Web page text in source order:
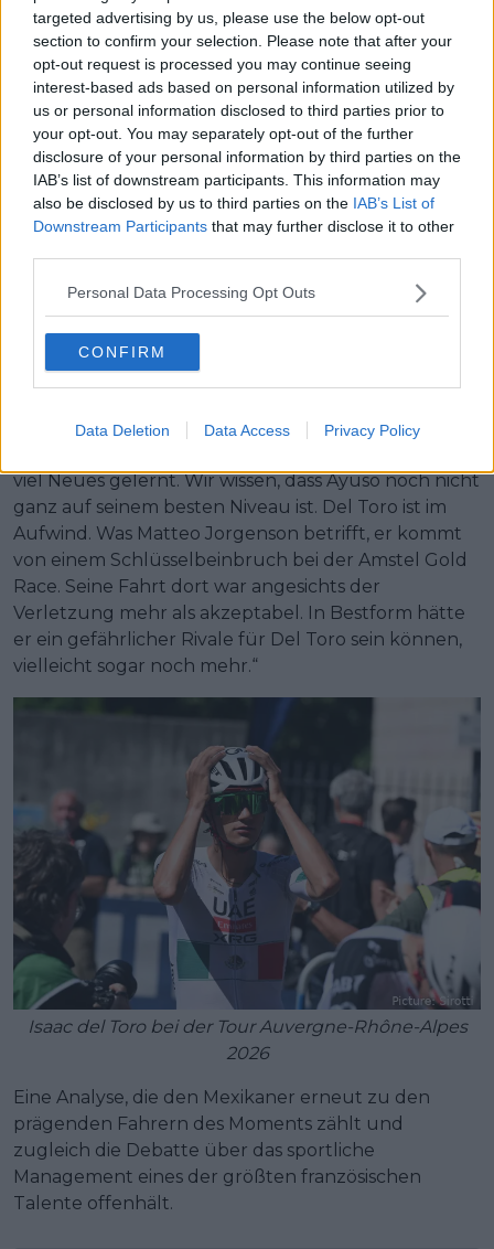
targeted advertising by us, please use the below opt-out
section to confirm your selection. Please note that after your
opt-out request is processed you may continue seeing
interest-based ads based on personal information utilized by
us or personal information disclosed to third parties prior to
your opt-out. You may separately opt-out of the further
disclosure of your personal information by third parties on the
IAB’s list of downstream participants. This information may
also be disclosed by us to third parties on the IAB’s List of
Downstream Participants that may further disclose it to other
Personal Data Processing Opt Outs
CONFIRM
Data Deletion Data Access Privacy Policy
Das ermöglichte Fahrern außerhalb des
Gesamtklassements, Akzente zu setzen. Das Rennen
war lebhaft und interessant.“
Weiterlesen
Tour de Suisse 2026
Gesamtwertung nach Etappe 2 –
Tadej Pogačar behauptet seine
Tagessieg trotz später Attacken
sichern
Zum Schluss bewertete Guimard auch die Auftritte
viel Neues gelernt. Wir wissen, dass Ayuso noch nicht
ganz auf seinem besten Niveau ist. Del Toro ist im
Aufwind. Was Matteo Jorgenson betrifft, er kommt
von einem Schlüsselbeinbruch bei der Amstel Gold
Race. Seine Fahrt dort war angesichts der
Verletzung mehr als akzeptabel. In Bestform hätte
er ein gefährlicher Rivale für Del Toro sein können,
vielleicht sogar noch mehr.“
Isaac del Toro bei der Tour Auvergne-Rhône-Alpes
2026
Eine Analyse, die den Mexikaner erneut zu den
prägenden Fahrern des Moments zählt und
zugleich die Debatte über das sportliche
Management eines der größten französischen
Talente offenhält.